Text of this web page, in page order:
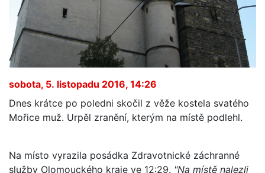
sobota, 5. listopadu 2016, 14:26
Dnes krátce po poledni skočil z věže kostela svatého
Mořice muž. Urpěl zranění, kterým na místě podlehl.
Na místo vyrazila posádka Zdravotnické záchranné
služby Olomouckého kraje ve 12:29. "Na místě nalezli